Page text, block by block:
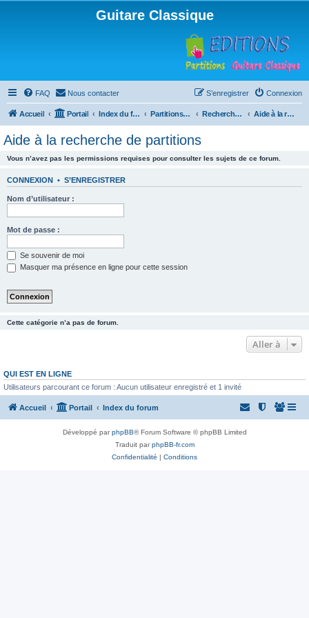
Guitare Classique
FAQ Nous contacter Connexion
S’enregistrer
Accueil Portail Index du forum Partitions pour guitare en libre téléchargement Recherche de ressources musicales Aide à la recherche de partitions
Aide à la recherche de partitions
Vous n’avez pas les permissions requises pour consulter les sujets de ce forum.
CONNEXION • S’ENREGISTRER
Nom d’utilisateur :
Mot de passe :
Se souvenir de moi
Masquer ma présence en ligne pour cette session
Cette catégorie n’a pas de forum.
Aller à
QUI EST EN LIGNE
Utilisateurs parcourant ce forum : Aucun utilisateur enregistré et 1 invité
Accueil Portail Index du forum
Développé parphpBB® Forum Software © phpBB Limited
Traduit parphpBB-fr.com
Confidentialité | Conditions